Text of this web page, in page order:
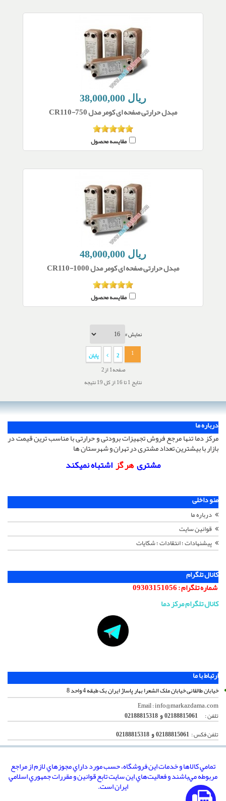
38,000,000 ریال
مبدل حرارتی صفحه ای کومر مدل CR110-750
مقایسه محصول
48,000,000 ریال
مبدل حرارتی صفحه ای کومر مدل CR110-1000
مقایسه محصول
نمایش #
1
2
پایان
صفحه1 از2
نتایج 1 تا 16 از کل 19 نتیجه
درباره ما
مرکز دما تنها مرجع فروش تجهیزات برودتی و حرارتی با مناسب ترین قیمت در
بازار با بیشترین تعداد مشتری در تهران و شهرستان ها
مشتریهر گزاشتباه نمیکند
منو داخلی
درباره ما
قوانین سایت
پیشنهادات ؛ انتقادات ؛ شکایات
کانال تلگرام
شماره تلگرام :09303151056
کانال تلگرام مرکز دما
ارتباط با ما
خیابان طالقانی خیابان ملک الشعرا بهار پاساژ ایران بک طبقه 4 واحد 8
Email :info@markazdama.com
تلفن :
02188815061 و 02188815318
تلفن فکس : 02188815061 و 02188815318
تمامي كالاها و خدمات اين فروشگاه، حسب مورد داراي مجوزهاي لازم از مراجع
مربوطه مي‌باشند و فعاليت‌هاي اين سايت تابع قوانين و مقررات جمهوري اسلامي
ايران است.